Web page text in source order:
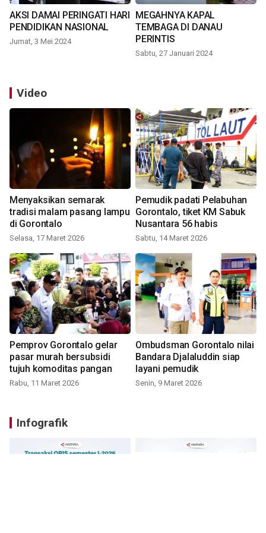
AKSI DAMAI PERINGATI HARI
PENDIDIKAN NASIONAL
Jumat, 3 Mei 2024
MEGAHNYA KAPAL
TEMBAGA DI DANAU
PERINTIS
Sabtu, 27 Januari 2024
Video
Menyaksikan semarak
tradisi malam pasang lampu
di Gorontalo
Selasa, 17 Maret 2026
Pemudik padati Pelabuhan
Gorontalo, tiket KM Sabuk
Nusantara 56 habis
Sabtu, 14 Maret 2026
Pemprov Gorontalo gelar
pasar murah bersubsidi
tujuh komoditas pangan
Rabu, 11 Maret 2026
Ombudsman Gorontalo nilai
Bandara Djalaluddin siap
layani pemudik
Senin, 9 Maret 2026
Infografik